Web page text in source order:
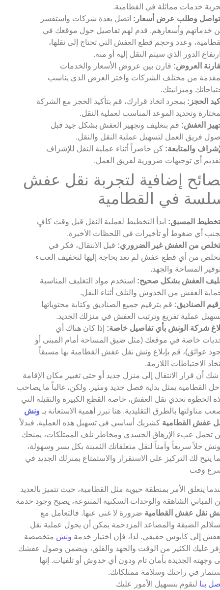
خدمات مماثلة في القطامية.
وطلب عرض أسعار: اتصل بعدة شركات واستفسر
خدماتهم وأسعارهم. قدم لهم تفاصيل حول موقعك في
وعدد وحجم قطع العفش التي تحتاج إلى نقلها،
الدور الذي سيتم النقل إليه أو منه.
العروض: قارن بين عروض الأسعار والخدمات
من مختلف الشركات واختر العرض الذي يناسب
وميزانيتك.
الحجز: بمجرد اتخاذ قرارك، قم بتأكيد الحجز مع الشركة
وتحديد الموعد المناسب لعملية النقل.
العفش: قم بتغليف وتجهيز العفش بشكل جيد قبل
فريق العمل لتسهيل عملية النقل والنقل.
والمتابعة: كن حاضراً أثناء عملية النقل للإشراف
أي توجيهات ضرورية لفريق العمل.
إضافية لتجربة نقل عفش
في القطامية
المسبق: ابدأ التخطيط لعملية النقل قبل وقت كافٍ
أي ضغوط أو تأخيرات في اللحظات الأخيرة.
من العفش غير الضروري: قبل الانتقال، فكر في
من أي قطع عفش لم تعد بحاجة إليها لتخفيف العبء
المساحة والجهد.
العفش بشكل صحيح: استخدم مواد التغليف المناسبة
العفش من الخدوش والتلف أثناء النقل.
الصناديق: قم بترقيم جميع الصناديق وكتابة محتوياتها
عملية تفريغ وترتيب العفش في منزلك الجديد.
شركة الونش بأي تفاصيل خاصة: إذا كان هناك أي
خاصة في موقعك (مثل ضيق المساحة أمام المبنى أو
عوائق)، قم بإبلاغ ونش نقل عفش القطامية بها مسبقاً
الاحتياطات اللازمة.
شك أن قرار الانتقال إلى منزل جديد أو حتى تغيير مكان الإقامة
القطامية يمثل بداية فصل جديد ومثير. ولكن، غالباً ما يصاحب
الخطوة تحدي نقل العفش، خاصة القطع الكبيرة والثقيلة التي
مناولتها بالطرق التقليدية. هنا تبرز أهمية الاستعانة بـ ونش
عفش القطامية كشريك أساسي في تسهيل هذه العملية. فبدلاً
تحمل عبء الإرهاق الجسدي ومخاطر تلف الممتلكات، يمنحك
حلاً سريعاً وآمناً لنقل متعلقاتك الثمينة بكل يسر وسهولة،
يتيح لك التركيز على الاستقرار والاستمتاع بمنزلك الجديد في
وقت
يتعلق الأمر بمنطقة حيوية مثل القطامية، حيث تتميز بالعديد
المباني الشاهقة والوحدات السكنية المتنوعة، يصبح وجود خدمة
نقل عفش القطامية ضرورة لا غنى عنها. فالتعامل مع
الضيقة والمصاعد المزدحمة يمكن أن يحول عملية نقل
إلى كابوس حقيقي. لذا، فإن اختيار خدمة ونش متخصصة
عليك الكثير من الوقت والجهد والقلق، ويضمن وصول عفشك
وجهته الجديدة بأمان تام ودون أي خدوش أو تلفيات. إنها
في راحتك وسلامة ممتلكاتك.
بنا لنقوم بتسهيل الأمور عليك